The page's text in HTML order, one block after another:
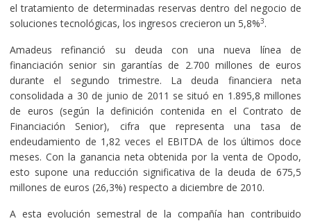
el tratamiento de determinadas reservas dentro del negocio de
soluciones tecnológicas, los ingresos crecieron un 5,8%3.
Amadeus refinanció su deuda con una nueva línea de
financiación senior sin garantías de 2.700 millones de euros
durante el segundo trimestre. La deuda financiera neta
consolidada a 30 de junio de 2011 se situó en 1.895,8 millones
de euros (según la definición contenida en el Contrato de
Financiación Senior), cifra que representa una tasa de
endeudamiento de 1,82 veces el EBITDA de los últimos doce
meses. Con la ganancia neta obtenida por la venta de Opodo,
esto supone una reducción significativa de la deuda de 675,5
millones de euros (26,3%) respecto a diciembre de 2010.
A esta evolución semestral de la compañía han contribuido